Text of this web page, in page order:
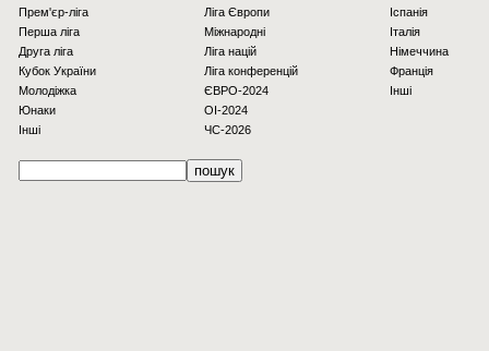
Прем'єр-ліга
Перша ліга
Друга ліга
Кубок України
Молодіжка
Юнаки
Інші
Ліга Європи
Міжнародні
Ліга націй
Ліга конференцій
ЄВРО-2024
OI-2024
ЧС-2026
Іспанія
Італія
Німеччина
Франція
Інші